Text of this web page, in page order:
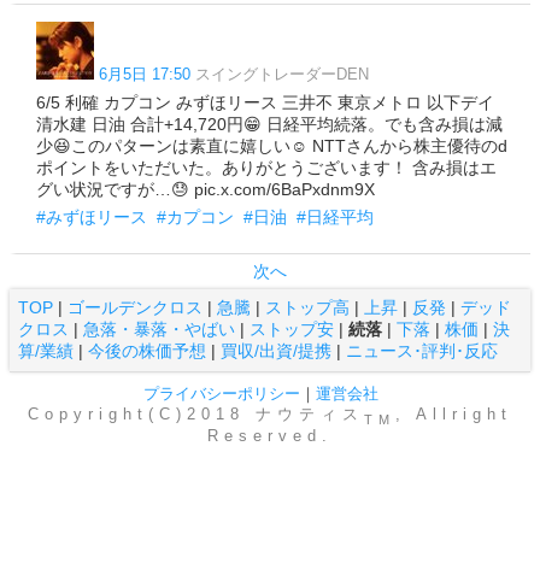
6月5日 17:50 スイングトレーダーDEN
6/5 利確 カプコン みずほリース 三井不 東京メトロ 以下デイ
清水建 日油 合計+14,720円😁 日経平均続落。でも含み損は減
少😆このパターンは素直に嬉しい☺️ NTTさんから株主優待のd
ポイントをいただいた。ありがとうございます！ 含み損はエ
グい状況ですが…😓 pic.x.com/6BaPxdnm9X
#みずほリース
#カプコン #日油 #日経平均
次へ
TOP | ゴールデンクロス | 急騰 | ストップ高 | 上昇 | 反発 | デッド
クロス | 急落・暴落・やばい | ストップ安 | 続落 | 下落 | 株価 | 決
算/業績 | 今後の株価予想 | 買収/出資/提携 | ニュース･評判･反応
プライバシーポリシー ｜ 運営会社
Copyright(C)2018 ナウティス TM , Allright
Reserved.